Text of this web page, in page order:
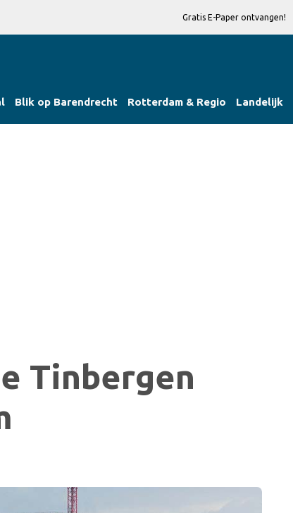
Gratis E-Paper ontvangen!
Blik op Barendrecht Rotterdam & Regio Landelijk
Tinbergen